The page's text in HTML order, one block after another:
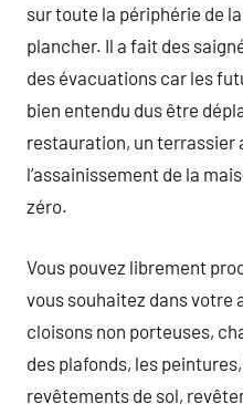
sur toute la périphérie de
plancher. Il a fait des
des évacuations car les
bien entendu dus être
restauration, un terrassier
l’assainissement de la
zéro.
Vous pouvez librement
vous souhaitez dans
cloisons non porteuses,
des plafonds, les
revêtements de sol,